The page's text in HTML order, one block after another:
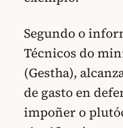
Segundo o
Técnicos do
(Gestha),
de gasto en
impoñer o